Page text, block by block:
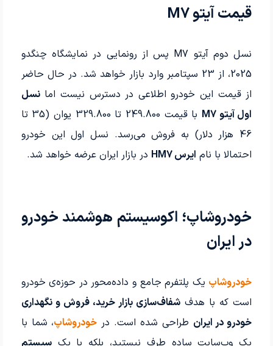
قیمت آیتو M7
نسل دوم آیتو M7 پس از رونمایی در نمایشگاه چنگدو
2025، از 23 سپتامبر وارد بازار خواهد شد. در حال حاضر
از قیمت این خودرو اطلاعی در دسترس نیست امانسل
اول آیتو M7
با قیمت 249.800 تا 329.800 یوان (35 تا
46 هزار دلار) به فروش می‌رسد. نسل اول این خودرو
احتمالا با نام ایرس HM7 در بازار ایران عرضه خواهد شد.
خودروشاپ؛ اکوسیستم هوشمند خودرو
در ایران
خودروشاپ یک پلتفرم جامع و داده‌محور در حوزه‌ی خودرو
است که با هدف شفاف‌سازی بازار خرید، فروش و نگهداری
خودرو در ایران طراحی شده است. در خودروشاپ، شما با